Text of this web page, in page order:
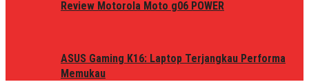
Review Motorola Moto g06 POWER
ASUS Gaming K16: Laptop Terjangkau Performa
Memukau